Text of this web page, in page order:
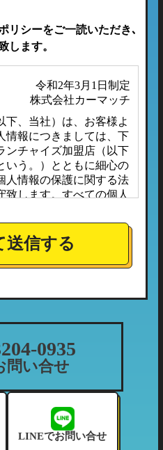
リシーをご一読いただき､
します。
令和2年3月1日制定
株式会社カーマッチ
下、当社）は、お客様よ
情報につきましては、下
ンチャイズ加盟店（以下
いう。）とともに細心の
人情報の保護に関する法
致します。すべての個人
意なしに第三者へ開示ま
りません。
との間においては、事前
安全性を審査の上、個人
管理監督を行ってまいり
につきましては、下記の
て利用させて頂きます。
況の確認など、当社の
権管理のため
ャイズ全体の市場調
送信する
0935
問い合せ
LINEでお問い合せ